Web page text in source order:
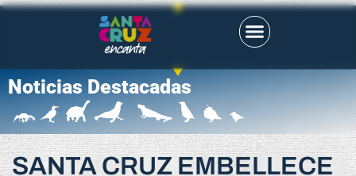
Noticias Destacadas
SANTA CRUZ EMBELLECE